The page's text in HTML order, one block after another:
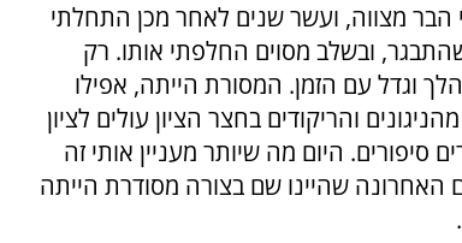
הבר מצווה, ועשר שנים לאחר מכן התחלתי
ובשלב מסוים החלפתי אותו. רק
וגדל עם הזמן. המסורת הייתה, אפילו
והריקודים בחצר הציון עולים לציון
סיפורים. היום מה שיותר מעניין אותי זה
האחרונה שהיינו שם בצורה מסודרת הייתה